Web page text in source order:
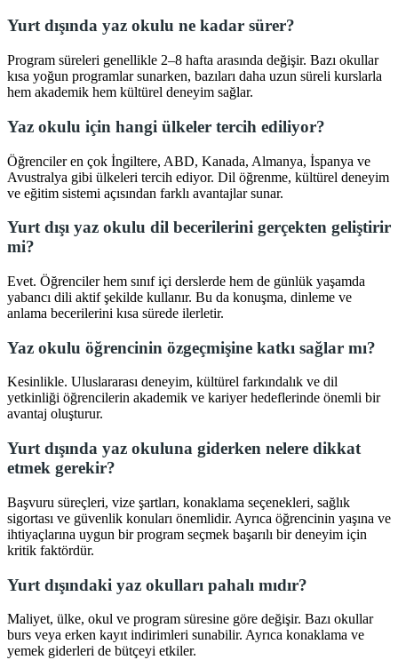
Yurt dışında yaz okulu ne kadar sürer?
Program süreleri genellikle 2–8 hafta arasında değişir. Bazı okullar
kısa yoğun programlar sunarken, bazıları daha uzun süreli kurslarla
hem akademik hem kültürel deneyim sağlar.
Yaz okulu için hangi ülkeler tercih ediliyor?
Öğrenciler en çok İngiltere, ABD, Kanada, Almanya, İspanya ve
Avustralya gibi ülkeleri tercih ediyor. Dil öğrenme, kültürel deneyim
ve eğitim sistemi açısından farklı avantajlar sunar.
Yurt dışı yaz okulu dil becerilerini gerçekten geliştirir
mi?
Evet. Öğrenciler hem sınıf içi derslerde hem de günlük yaşamda
yabancı dili aktif şekilde kullanır. Bu da konuşma, dinleme ve
anlama becerilerini kısa sürede ilerletir.
Yaz okulu öğrencinin özgeçmişine katkı sağlar mı?
Kesinlikle. Uluslararası deneyim, kültürel farkındalık ve dil
yetkinliği öğrencilerin akademik ve kariyer hedeflerinde önemli bir
avantaj oluşturur.
Yurt dışında yaz okuluna giderken nelere dikkat
etmek gerekir?
Başvuru süreçleri, vize şartları, konaklama seçenekleri, sağlık
sigortası ve güvenlik konuları önemlidir. Ayrıca öğrencinin yaşına ve
ihtiyaçlarına uygun bir program seçmek başarılı bir deneyim için
kritik faktördür.
Yurt dışındaki yaz okulları pahalı mıdır?
Maliyet, ülke, okul ve program süresine göre değişir. Bazı okullar
burs veya erken kayıt indirimleri sunabilir. Ayrıca konaklama ve
yemek giderleri de bütçeyi etkiler.